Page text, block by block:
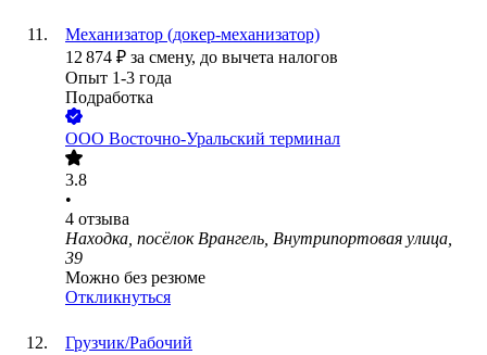
Механизатор (докер-механизатор)
12 874 ₽ за смену, до вычета налогов
Опыт 1-3 года
Подработка
ООО Восточно-Уральский терминал
3.8
•
4 отзыва
Находка, посёлок Врангель, Внутрипортовая улица,
39
Можно без резюме
Откликнуться
Грузчик/Рабочий